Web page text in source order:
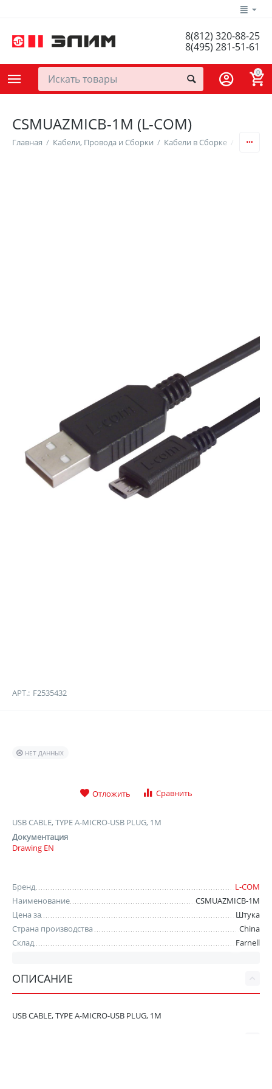
8(812) 320-88-25
8(495) 281-51-61
0
CSMUAZMICB-1M (L-COM)
Главная / Кабели, Провода и Сборки / Кабели в Сборке / USB /
АРТ.: F2535432
НЕТ ДАННЫХ
Отложить Сравнить
USB CABLE, TYPE A-MICRO-USB PLUG, 1M
Документация
Drawing EN
Бренд
L-COM
Наименование
CSMUAZMICB-1M
Цена за
Штука
Страна производства
China
Склад
Farnell
ОПИСАНИЕ
USB CABLE, TYPE A-MICRO-USB PLUG, 1M